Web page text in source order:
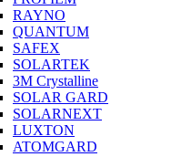
RAYNO
QUANTUM
SAFEX
SOLARTEK
3M Crystalline
SOLAR GARD
SOLARNEXT
LUXTON
ATOMGARD